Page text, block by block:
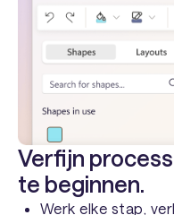
Verfijn
te beginnen.
Werk elke stap,